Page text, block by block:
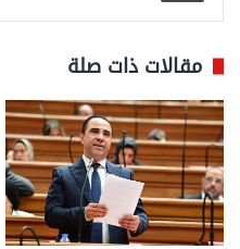
مقالات ذات صلة